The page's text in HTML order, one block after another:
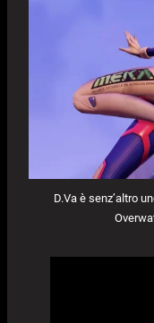
D.Va è senz’altro